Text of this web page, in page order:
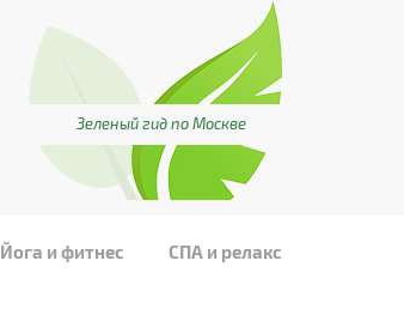
Зеленый гид по Москве
Йога и фитнес СПА и релакс